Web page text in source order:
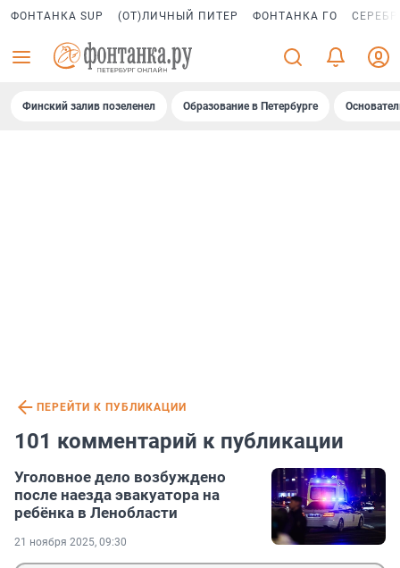
ФОНТАНКА SUP (ОТ)ЛИЧНЫЙ ПИТЕР ФОНТАНКА ГО
Финский залив позеленел Образование в Петербурге
ПЕРЕЙТИ К ПУБЛИКАЦИИ
101 комментарий к публикации
Уголовное дело возбуждено
после наезда эвакуатора на
ребёнка в Ленобласти
21 ноября 2025, 09:30